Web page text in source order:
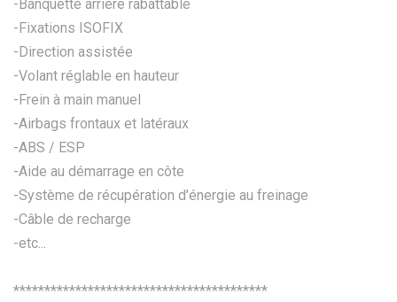
-Banquette arrière rabattable
-Fixations ISOFIX
-Direction assistée
-Volant réglable en hauteur
-Frein à main manuel
-Airbags frontaux et latéraux
-ABS / ESP
-Aide au démarrage en côte
-Système de récupération d’énergie au freinage
-Câble de recharge
-etc...
*****************************************